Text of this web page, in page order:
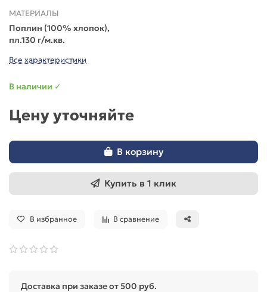
МАТЕРИАЛЫ
Поплин (100% хлопок),
пл.130 г/м.кв.
Все характеристики
В наличии ✓
Цену уточняйте
В корзину
Купить в 1 клик
В избранное В сравнение
Доставка при заказе от 500 руб.